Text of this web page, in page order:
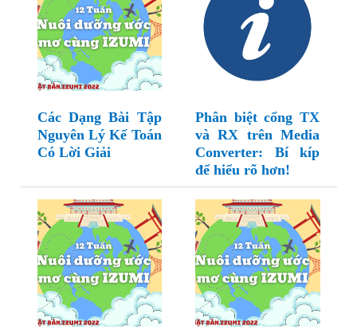
Các Dạng Bài Tập
Nguyên Lý Kế Toán
Có Lời Giải
Phân biệt cổng TX
và RX trên Media
Converter: Bí kíp
để hiểu rõ hơn!